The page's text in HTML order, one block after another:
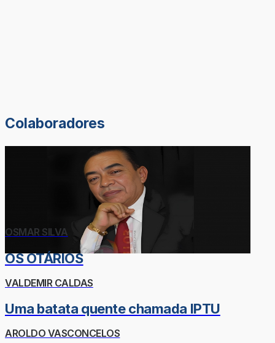
Colaboradores
OSMAR SILVA
OS OTÁRIOS
VALDEMIR CALDAS
Uma batata quente chamada IPTU
AROLDO VASCONCELOS